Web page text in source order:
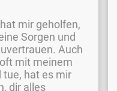
mir geholfen,
Sorgen und
Auch
mit meinem
hat es mir
dir alles